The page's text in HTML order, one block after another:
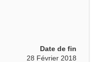
Date de fin
28 Février 2018